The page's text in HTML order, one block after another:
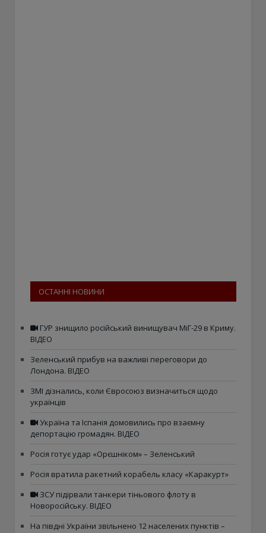
ОСТАННІ НОВИНИ
ГУР знищило російський винищувач МіГ-29 в Криму.
ВІДЕО
Зеленський прибув на важливі переговори до
Лондона. ВІДЕО
ЗМІ дізнались, коли Євросоюз визначиться щодо
українців
Україна та Іспанія домовились про взаємну
депортацію громадян. ВІДЕО
Росія готує удар «Орєшніком» – Зеленський
Росія вратила ракетний корабель класу «Каракурт»
ЗСУ підірвали танкери тіньового флоту в
Новоросійську. ВІДЕО
На півдні України звільнено 12 населених пунктів –